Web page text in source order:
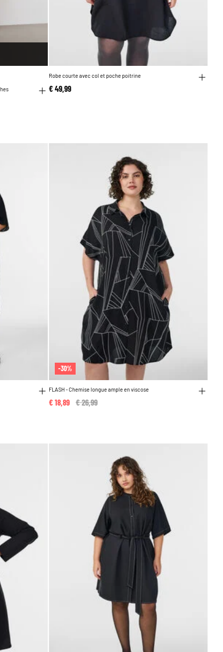
Robe courte avec col et poche poitrine
€ 49,99
-30%
FLASH - Chemise longue ample en viscose
Price reduced from
€ 26,99
€ 18,89